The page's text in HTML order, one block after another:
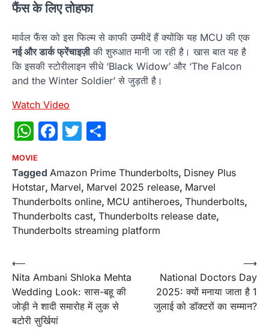
फैंस के लिए तोहफा
मार्वल फैंस को इस फिल्म से काफी उम्मीदें हैं क्योंकि यह MCU की एक
नई और डार्क फ्रेंचाइज़ीकी शुरुआत मानी जा रही है। खास बात यह है
कि इसकी स्टोरीलाइन सीधे ‘Black Widow’ और ‘The Falcon
and the Winter Soldier’ से जुड़ती है।
Watch Video
WhatsApp
Facebook
Twitter
MOVIE
Tagged Amazon Prime Thunderbolts, Disney Plus
Hotstar, Marvel, Marvel 2025 release, Marvel
Thunderbolts online, MCU antiheroes, Thunderbolts,
Thunderbolts cast, Thunderbolts release date,
Thunderbolts streaming platform
Post
navigation
⟵
Nita Ambani Shloka Mehta
Wedding Look: सास-बहू की
जोड़ी ने शादी समारोह में लुक से
बटोरी सुर्खियां
National Doctors Day
2025: क्यों मनाया जाता है 1
जुलाई को डॉक्टरों का सम्मान?
⟶